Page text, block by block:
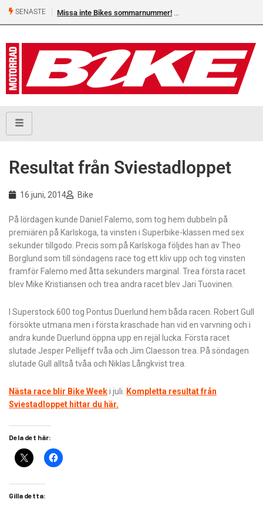
SENASTE Missa inte Bikes sommarnummer!
Resultat från Sviestadloppet
16 juni, 2014 Bike
På lördagen kunde Daniel Falemo, som tog hem dubbeln på
premiären på Karlskoga, ta vinsten i Superbike-klassen med sex
sekunder tillgodo. Precis som på Karlskoga följdes han av Theo
Borglund som till söndagens race tog ett kliv upp och tog vinsten
framför Falemo med åtta sekunders marginal. Trea första racet
blev Mike Kristiansen och trea andra racet blev Jari Tuovinen.
I Superstock 600 tog Pontus Duerlund hem båda racen. Robert Gull
försökte utmana men i första kraschade han vid en varvning och i
andra kunde Duerlund öppna upp en rejäl lucka. Första racet
slutade Jesper Pellijeff tvåa och Jim Claesson trea. På söndagen
slutade Gull alltså tvåa och Niklas Långkvist trea.
Nästa race blir Bike Weeki juli. Kompletta resultat från
Sviestadloppet hittar du här.
Dela det här:
Gilla detta: